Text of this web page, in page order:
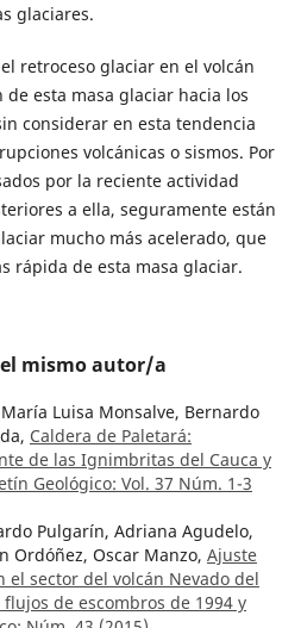
glaciares.
retroceso glaciar en el volcán
esta masa glaciar hacia los
considerar en esta tendencia
volcánicas o sismos. Por
por la reciente actividad
a ella, seguramente están
mucho más acelerado, que
rápida de esta masa glaciar.
mismo autor/a
Luisa Monsalve, Bernardo
Caldera de Paletará:
de las Ignimbritas del Cauca y
Geológico: Vol. 37 Núm. 1-3
Pulgarín, Adriana Agudelo,
Ordóñez, Oscar Manzo, Ajuste
el sector del volcán Nevado del
de escombros de 1994 y